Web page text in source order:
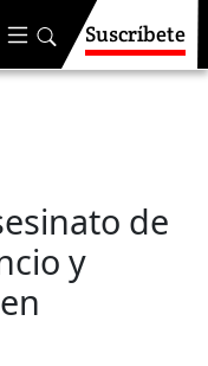
Suscríbete
de
y